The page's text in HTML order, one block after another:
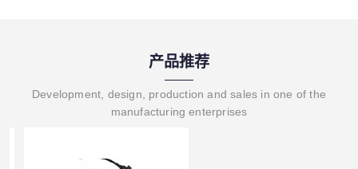
产品推荐
Development, design, production and sales in one of the
manufacturing enterprises